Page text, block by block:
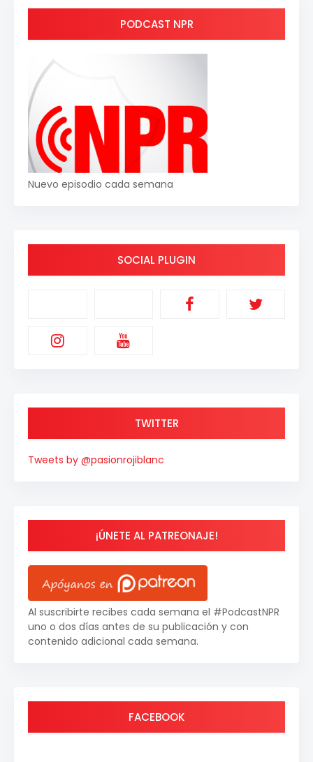
PODCAST NPR
Nuevo episodio cada semana
SOCIAL PLUGIN
TWITTER
Tweets by @pasionrojiblanc
¡ÚNETE AL PATREONAJE!
Al suscribirte recibes cada semana el #PodcastNPR
uno o dos días antes de su publicación y con
contenido adicional cada semana.
FACEBOOK